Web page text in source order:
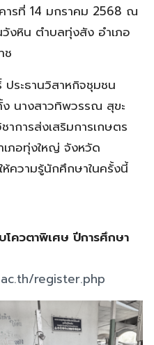
ารที่ 14 มกราคม 2568 ณ
งหิน ตำบลทุ่งสัง อำเภอ
ช
ระธานวิสาหกิจชุมชน
นางสาวทิพวรรณ สุขะ
การส่งเสริมการเกษตร
ภอทุ่งใหญ่ จังหวัด
ห้ความรู้นักศึกษาในครั้งนี้
ควตาพิเศษ ปีการศึกษา
register.php